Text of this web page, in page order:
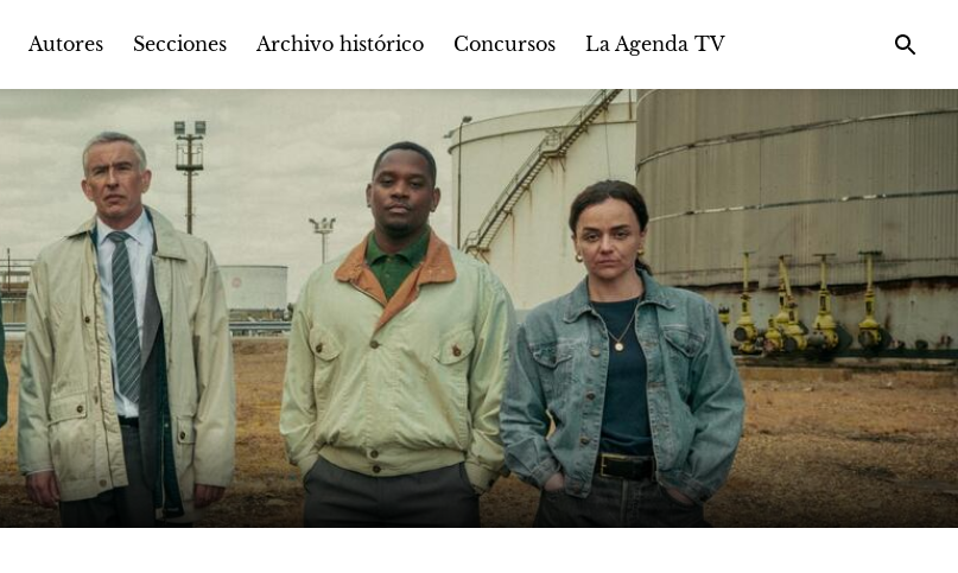
Autores Secciones Archivo histórico Concursos La Agenda TV